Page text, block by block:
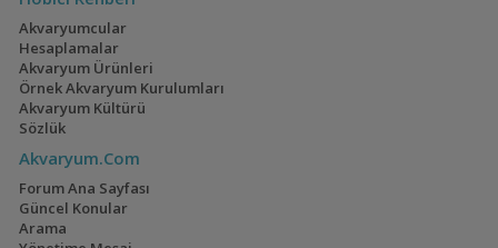
Apistogramma
Akvaryumcular
Hesaplamalar
Akvaryum Ürünleri
Örnek Akvaryum Kurulumları
Akvaryum Kültürü
Sözlük
Akvaryum.Com
Forum Ana Sayfası
Güncel Konular
Arama